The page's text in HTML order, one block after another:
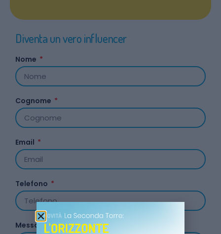
Diventa un vero influencer
Nome
Cognome
Email
Telefono
Messaggio